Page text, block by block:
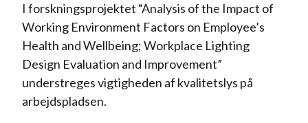
I forskningsprojektet “Analysis of the Impact of
Working Environment Factors on Employee’s
Health and Wellbeing; Workplace Lighting
Design Evaluation and Improvement”
understreges vigtigheden af kvalitetslys på
arbejdspladsen.